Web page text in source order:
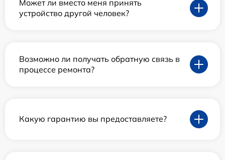
Может ли вместо меня принять
устройство другой человек?
Возможно ли получать обратную связь в
процессе ремонта?
Какую гарантию вы предоставляете?